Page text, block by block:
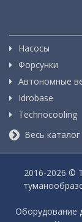
Насосы
Форсунки
Автономные
Idrobase
Technocooling
Весь
2016-2026 ©
Оборудование